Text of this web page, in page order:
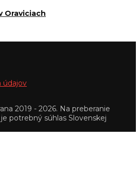
Oraviciach
údajov
2019 - 2026. Na preberanie
potrebný súhlas Slovenskej